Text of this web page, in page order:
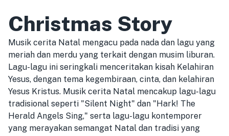
Christmas Story
Musik cerita Natal mengacu pada nada dan lagu yang
meriah dan merdu yang terkait dengan musim liburan.
Lagu-lagu ini seringkali menceritakan kisah Kelahiran
Yesus, dengan tema kegembiraan, cinta, dan kelahiran
Yesus Kristus. Musik cerita Natal mencakup lagu-lagu
tradisional seperti "Silent Night" dan "Hark! The
Herald Angels Sing," serta lagu-lagu kontemporer
yang merayakan semangat Natal dan tradisi yang